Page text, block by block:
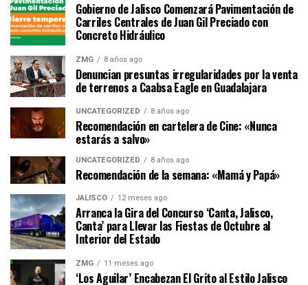
Gobierno de Jalisco Comenzará Pavimentación de
Carriles Centrales de Juan Gil Preciado con
Concreto Hidráulico
ZMG 8 años ago
Denuncian presuntas irregularidades por la venta
de terrenos a Caabsa Eagle en Guadalajara
UNCATEGORIZED 8 años ago
Recomendación en cartelera de Cine: «Nunca
estarás a salvo»
UNCATEGORIZED 8 años ago
Recomendación de la semana: «Mamá y Papá»
JALISCO 12 meses ago
Arranca la Gira del Concurso ‘Canta, Jalisco,
Canta’ para Llevar las Fiestas de Octubre al
Interior del Estado
ZMG 11 meses ago
‘Los Aguilar’ Encabezan El Grito al Estilo Jalisco